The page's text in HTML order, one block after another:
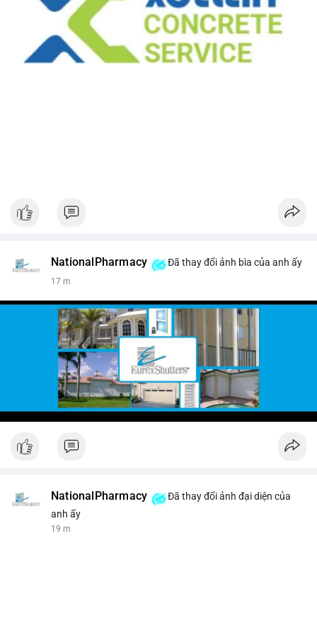
NationalPharmacy Đã thay đổi ảnh bìa của anh ấy
17 m
NationalPharmacy
Đã thay đổi ảnh đại diện của
anh ấy
19 m